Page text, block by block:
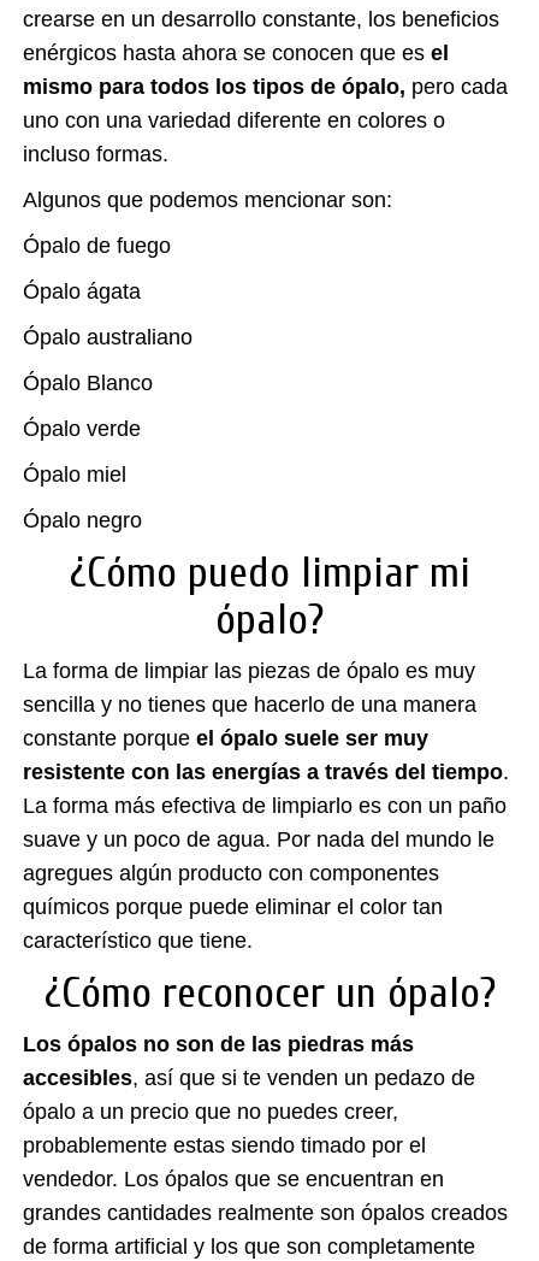
crearse en un desarrollo constante, los beneficios
enérgicos hasta ahora se conocen que es el
mismo para todos los tipos de ópalo, pero cada
uno con una variedad diferente en colores o
incluso formas.
Algunos que podemos mencionar son:
Ópalo de fuego
Ópalo ágata
Ópalo australiano
Ópalo Blanco
Ópalo verde
Ópalo miel
Ópalo negro
¿Cómo puedo limpiar mi
ópalo?
La forma de limpiar las piezas de ópalo es muy
sencilla y no tienes que hacerlo de una manera
constante porque el ópalo suele ser muy
resistente con las energías a través del tiempo.
La forma más efectiva de limpiarlo es con un paño
suave y un poco de agua. Por nada del mundo le
agregues algún producto con componentes
químicos porque puede eliminar el color tan
característico que tiene.
¿Cómo reconocer un ópalo?
Los ópalos no son de las piedras más
accesibles, así que si te venden un pedazo de
ópalo a un precio que no puedes creer,
probablemente estas siendo timado por el
vendedor. Los ópalos que se encuentran en
grandes cantidades realmente son ópalos creados
de forma artificial y los que son completamente